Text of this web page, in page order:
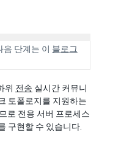
음 단계는 이 블로그
위 전송 실시간 커뮤니
토폴로지를 지원하는
로 전용 서버 프로세스
구현할 수 있습니다.